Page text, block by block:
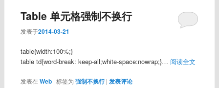
Table 单元格强制不换行
发表于2014-03-21
table{width:100%;}
table td{word-break: keep-all;white-space:nowrap;}… 阅读全文
发表在Web | 标签为 强制不换行 | 发表评论